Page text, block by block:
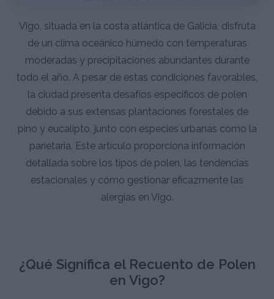
Vigo, situada en la costa atlántica de Galicia, disfruta
de un clima oceánico húmedo con temperaturas
moderadas y precipitaciones abundantes durante
todo el año. A pesar de estas condiciones favorables,
la ciudad presenta desafíos específicos de polen
debido a sus extensas plantaciones forestales de
pino y eucalipto, junto con especies urbanas como la
parietaria. Este artículo proporciona información
detallada sobre los tipos de polen, las tendencias
estacionales y cómo gestionar eficazmente las
alergias en Vigo.
¿Qué Significa el Recuento de Polen
en Vigo?